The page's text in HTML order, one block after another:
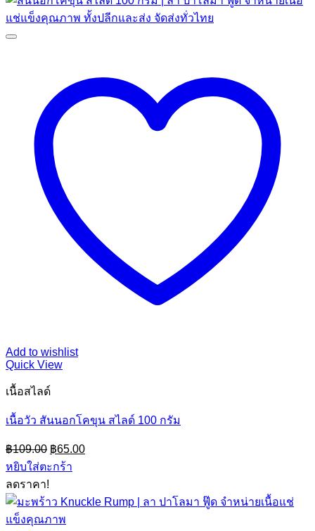
Add to wishlist
Quick View
เนื้อสไลด์
เนื้อวัว สันนอกโคขุน สไลด์ 100 กรัม
฿109.00 Original
price
was:
฿65.00Current
price
หยิบใส่ตะกร้า
ลดราคา!